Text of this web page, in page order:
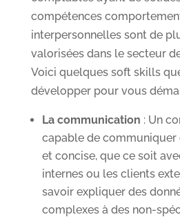
compétences
interpersonnelles sont de
valorisées dans le secteur
Voici quelques soft skills
développer pour vous
La communication : Un
capable de communiquer
et concise, que ce soit
internes ou les clients
savoir expliquer des
complexes à des non-